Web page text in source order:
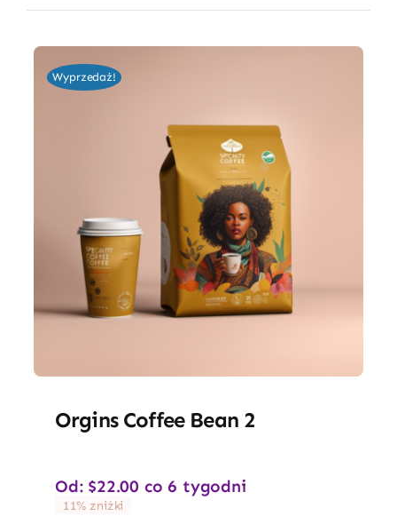
Wyprzedaż!
Orgins Coffee Bean 2
Od: $22.00 co 6 tygodni
11% zniżki